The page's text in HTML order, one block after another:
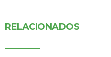
RELACIONADOS